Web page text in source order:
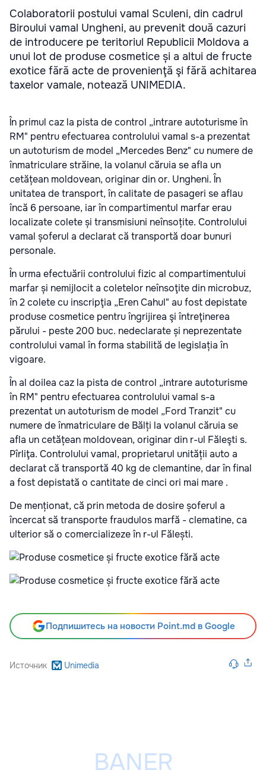
Colaboratorii postului vamal Sculeni, din cadrul
Biroului vamal Ungheni, au prevenit două cazuri
de introducere pe teritoriul Republicii Moldova a
unui lot de produse cosmetice și a altui de fructe
exotice fără acte de provenienţă şi fără achitarea
taxelor vamale, notează UNIMEDIA.
În primul caz la pista de control „intrare autoturisme în
RM" pentru efectuarea controlului vamal s-a prezentat
un autoturism de model „Mercedes Benz" cu numere de
înmatriculare străine, la volanul căruia se afla un
cetățean moldovean, originar din or. Ungheni. În
unitatea de transport, în calitate de pasageri se aflau
încă 6 persoane, iar în compartimentul marfar erau
localizate colete și transmisiuni neînsoțite. Controlului
vamal șoferul a declarat că transportă doar bunuri
personale.
În urma efectuării controlului fizic al compartimentului
marfar și nemijlocit a coletelor neînsoţite din microbuz,
în 2 colete cu inscripţia „Eren Cahul" au fost depistate
produse cosmetice pentru îngrijirea şi întreţinerea
părului - peste 200 buc. nedeclarate și neprezentate
controlului vamal în forma stabilită de legislația în
vigoare.
În al doilea caz la pista de control „intrare autoturisme
în RM" pentru efectuarea controlului vamal s-a
prezentat un autoturism de model „Ford Tranzit" cu
numere de înmatriculare de Bălți la volanul căruia se
afla un cetățean moldovean, originar din r-ul Făleşti s.
Pîrliţa. Controlului vamal, proprietarul unității auto a
declarat că transportă 40 kg de clemantine, dar în final
a fost depistată o cantitate de cinci ori mai mare .
De menționat, că prin metoda de dosire șoferul a
încercat să transporte fraudulos marfă - clematine, ca
ulterior să o comercializeze în r-ul Fălești.
Подпишитесь на новости Point.md в Google
Источник Unimedia